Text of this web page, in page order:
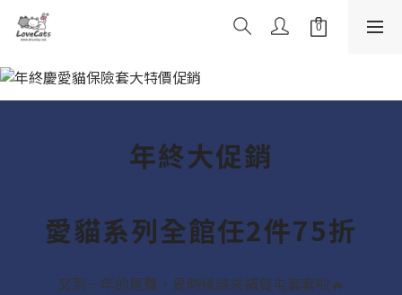
年終大促銷
愛貓系列全館任2件75折
又到一年的尾聲，是時候該來補貨屯套套啦🔥